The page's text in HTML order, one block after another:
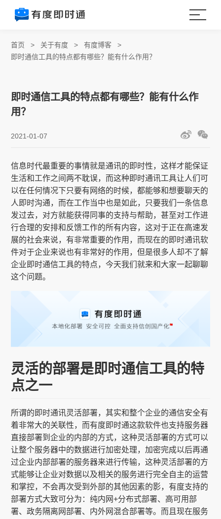
首页 > 关于有度 >有度博客 >
即时通信工具的特点都有哪些？能有什么作用？
即时通信工具的特点都有哪些？能有什么作
用？
2021-01-07
信息时代最重要的事情就是通讯的即时性，这样才能保证
生活和工作之间两不耽误，而这种即时通讯工具让人们可
以在任何情况下只要有网络的时候，都能够和想要聊天的
人即时沟通，而在工作当中也是如此，只要我们一条信息
发过去，对方就能获得同事的支持与帮助，甚至对工作进
行合理的安排和反馈工作的所有内容，这对于正在高速发
展的社会来说，有非常重要的作用，而现在的即时通讯软
件对于企业来说也有非常好的作用，但是很多人却不了解
企业即时通信工具的特点，今天我们就来和大家一起聊聊
这个问题。
灵活的部署是即时通信工具的特
点之一
所谓的即时通讯灵活部署，其实和整个企业的通信安全有
着非常大的关联性，而有度即时通这款软件也支持服务器
直接部署到企业的内部的方式，这种灵活部署的方式可以
让整个服务器中的数据进行加密处理，加密完成以后再通
过企业内部部署的服务器来进行传输，这种灵活部署的方
式能够让企业对数据以及相关的服务进行完全自主的运营
和掌控，不会再次受到外部的其他因素的影，有度支持的
部署方式大致可分为：纯内网+分布式部署、高可用部
署、政务隔离网部署、内外网混合部署等。而且现在服务